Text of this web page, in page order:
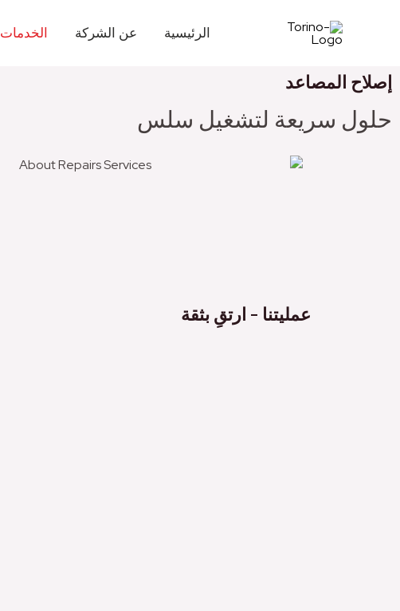
الرئيسية عن الشركة الخدمات
إصلاح المصاعد
حلول سريعة لتشغيل سلس
عمليتنا - ارتقِ بثقة